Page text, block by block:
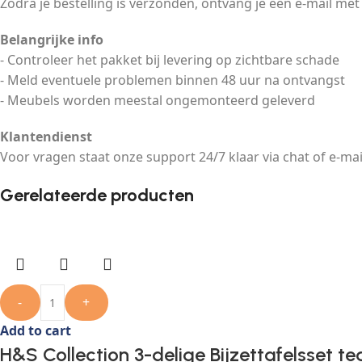
Zodra je bestelling is verzonden, ontvang je een e-mail
Belangrijke info
- Controleer het pakket bij levering op zichtbare schade
- Meld eventuele problemen binnen 48 uur na ontvangst
- Meubels worden meestal ongemonteerd geleverd
Klantendienst
Voor vragen staat onze support 24/7 klaar via chat of e-
Gerelateerde producten
-
+
Add to cart
H&S Collection 3-delige Bijzettafelsset